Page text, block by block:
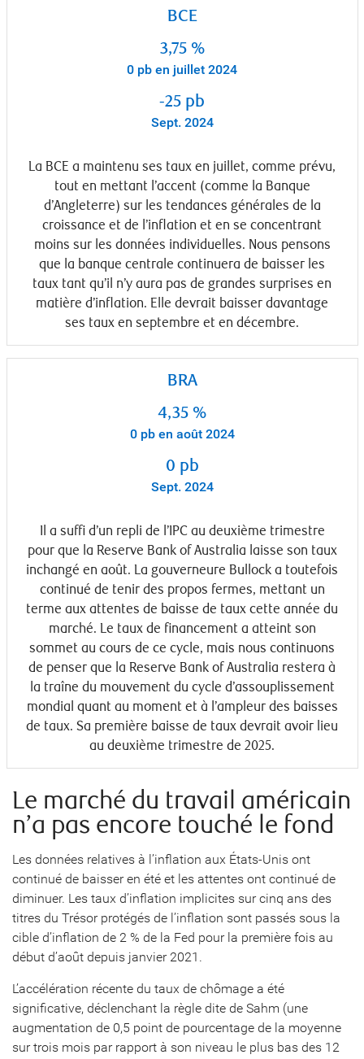
BCE
3,75 %
0 pb en juillet 2024
-25 pb
Sept. 2024
La BCE a maintenu ses taux en juillet, comme prévu,
tout en mettant l’accent (comme la Banque
d’Angleterre) sur les tendances générales de la
croissance et de l’inflation et en se concentrant
moins sur les données individuelles. Nous pensons
que la banque centrale continuera de baisser les
taux tant qu’il n’y aura pas de grandes surprises en
matière d’inflation. Elle devrait baisser davantage
ses taux en septembre et en décembre.
BRA
4,35 %
0 pb en août 2024
0 pb
Sept. 2024
Il a suffi d’un repli de l’IPC au deuxième trimestre
pour que la Reserve Bank of Australia laisse son taux
inchangé en août. La gouverneure Bullock a toutefois
continué de tenir des propos fermes, mettant un
terme aux attentes de baisse de taux cette année du
marché. Le taux de financement a atteint son
sommet au cours de ce cycle, mais nous continuons
de penser que la Reserve Bank of Australia restera à
la traîne du mouvement du cycle d’assouplissement
mondial quant au moment et à l’ampleur des baisses
de taux. Sa première baisse de taux devrait avoir lieu
au deuxième trimestre de 2025.
Le marché du travail américain
n’a pas encore touché le fond
Les données relatives à l’inflation aux États-Unis ont
continué de baisser en été et les attentes ont continué de
diminuer. Les taux d’inflation implicites sur cinq ans des
titres du Trésor protégés de l’inflation sont passés sous la
cible d’inflation de 2 % de la Fed pour la première fois au
début d’août depuis janvier 2021.
L’accélération récente du taux de chômage a été
significative, déclenchant la règle dite de Sahm (une
augmentation de 0,5 point de pourcentage de la moyenne
sur trois mois par rapport à son niveau le plus bas des 12